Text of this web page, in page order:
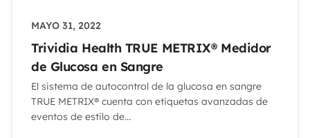
MAYO 31, 2022
Trividia Health TRUE METRIX® Medidor
de Glucosa en Sangre
El sistema de autocontrol de la glucosa en sangre
TRUE METRIX® cuenta con etiquetas avanzadas de
eventos de estilo de...